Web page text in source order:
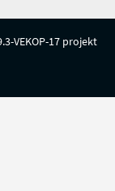
VEKOP-17 projekt